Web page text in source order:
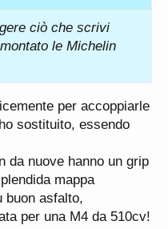
ciò che scrivi
le Michelin
per accoppiarle
sostituito, essendo
da nuove hanno un grip
mappa
buon asfalto,
per una M4 da 510cv!